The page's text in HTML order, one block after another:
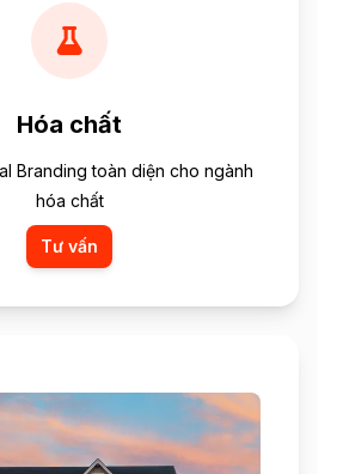
Hóa chất
Branding toàn diện cho ngành
hóa chất
Tư vấn